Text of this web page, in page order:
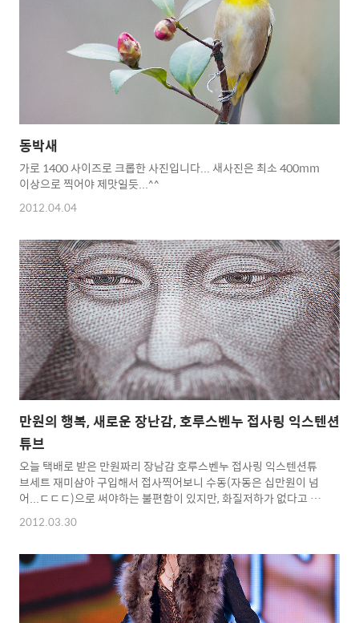
동박새
가로 1400 사이즈로 크롭한 사진입니다... 새사진은 최소 400mm
이상으로 찍어야 제맛일듯...^^
2012.04.04
만원의 행복, 새로운 장난감, 호루스벤누 접사링 익스텐션
튜브
오늘 택배로 받은 만원짜리 장남감 호루스벤누 접사링 익스텐션튜
브세트 재미삼아 구입해서 접사찍어보니 수동(자동은 십만원이 넘
어...ㄷㄷㄷ)으로 써야하는 불편함이 있지만, 화질저하가 없다고 하
니...심심할때 한번씩 사용하면 좋을듯... >>> 바늘
2012.03.30